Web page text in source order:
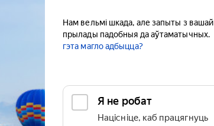
Нам вельмі шкада, але запыты з вашай
прылады падобныя да аўтаматычных.
гэта магло адбыцца?
Я не робат
Націсніце, каб працягнуць